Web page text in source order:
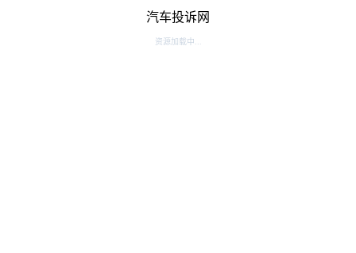
汽车投诉网
资源加载中...